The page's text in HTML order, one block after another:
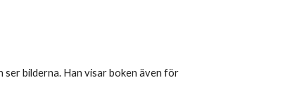
bilderna. Han visar boken även för